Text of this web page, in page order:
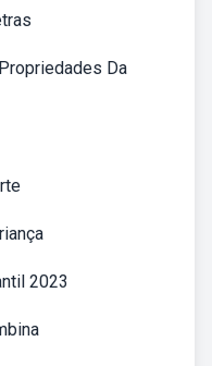
Da
2023